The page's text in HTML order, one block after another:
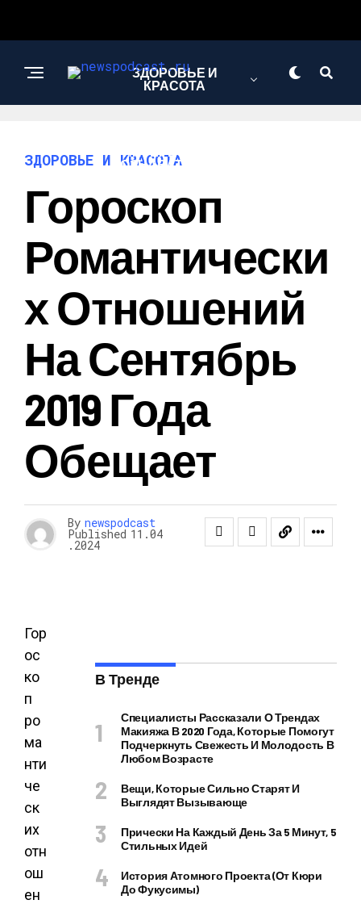
ЗДОРОВЬЕ И
КРАСОТА
ИНТЕРЕСНОЕ И
ПОЗНАВАТЕЛЬНОЕ
ЗДОРОВЬЕ И КРАСОТА
Гороскоп
Романтически
Х Отношений
На Сентябрь
2019 Года
Обещает
By newspodcast
Published 11.04
.2024
Гор
ос
ко
п
ро
ма
нти
че
ск
их
отн
ош
ен
В Тренде
Специалисты Рассказали О Трендах
Макияжа В 2020 Года, Которые Помогут
Подчеркнуть Свежесть И Молодость В
Любом Возрасте
Вещи, Которые Сильно Старят И
Выглядят Вызывающе
Прически На Каждый День За 5 Минут, 5
Стильных Идей
История Атомного Проекта (от Кюри
До Фукусимы)